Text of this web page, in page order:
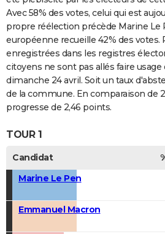
Avec 58% des votes, celui qui est
propre réélection précède Marine Le
européenne recueille 42% des votes.
enregistrées dans les registres
citoyens ne sont pas allés faire
dimanche 24 avril. Soit un taux
de la commune. En comparaison de
progresse de 2,46 points.
TOUR 1
Candidat
Marine Le Pen
Emmanuel Macron